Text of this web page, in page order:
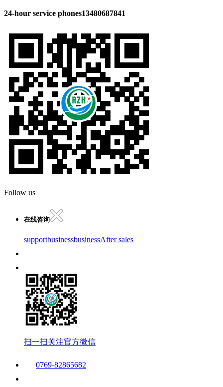
24-hour service phones13480687841
Follow us
在线咨询
supportbusinessbusinessAfter sales
扫一扫关注官方微信
0769-82865682